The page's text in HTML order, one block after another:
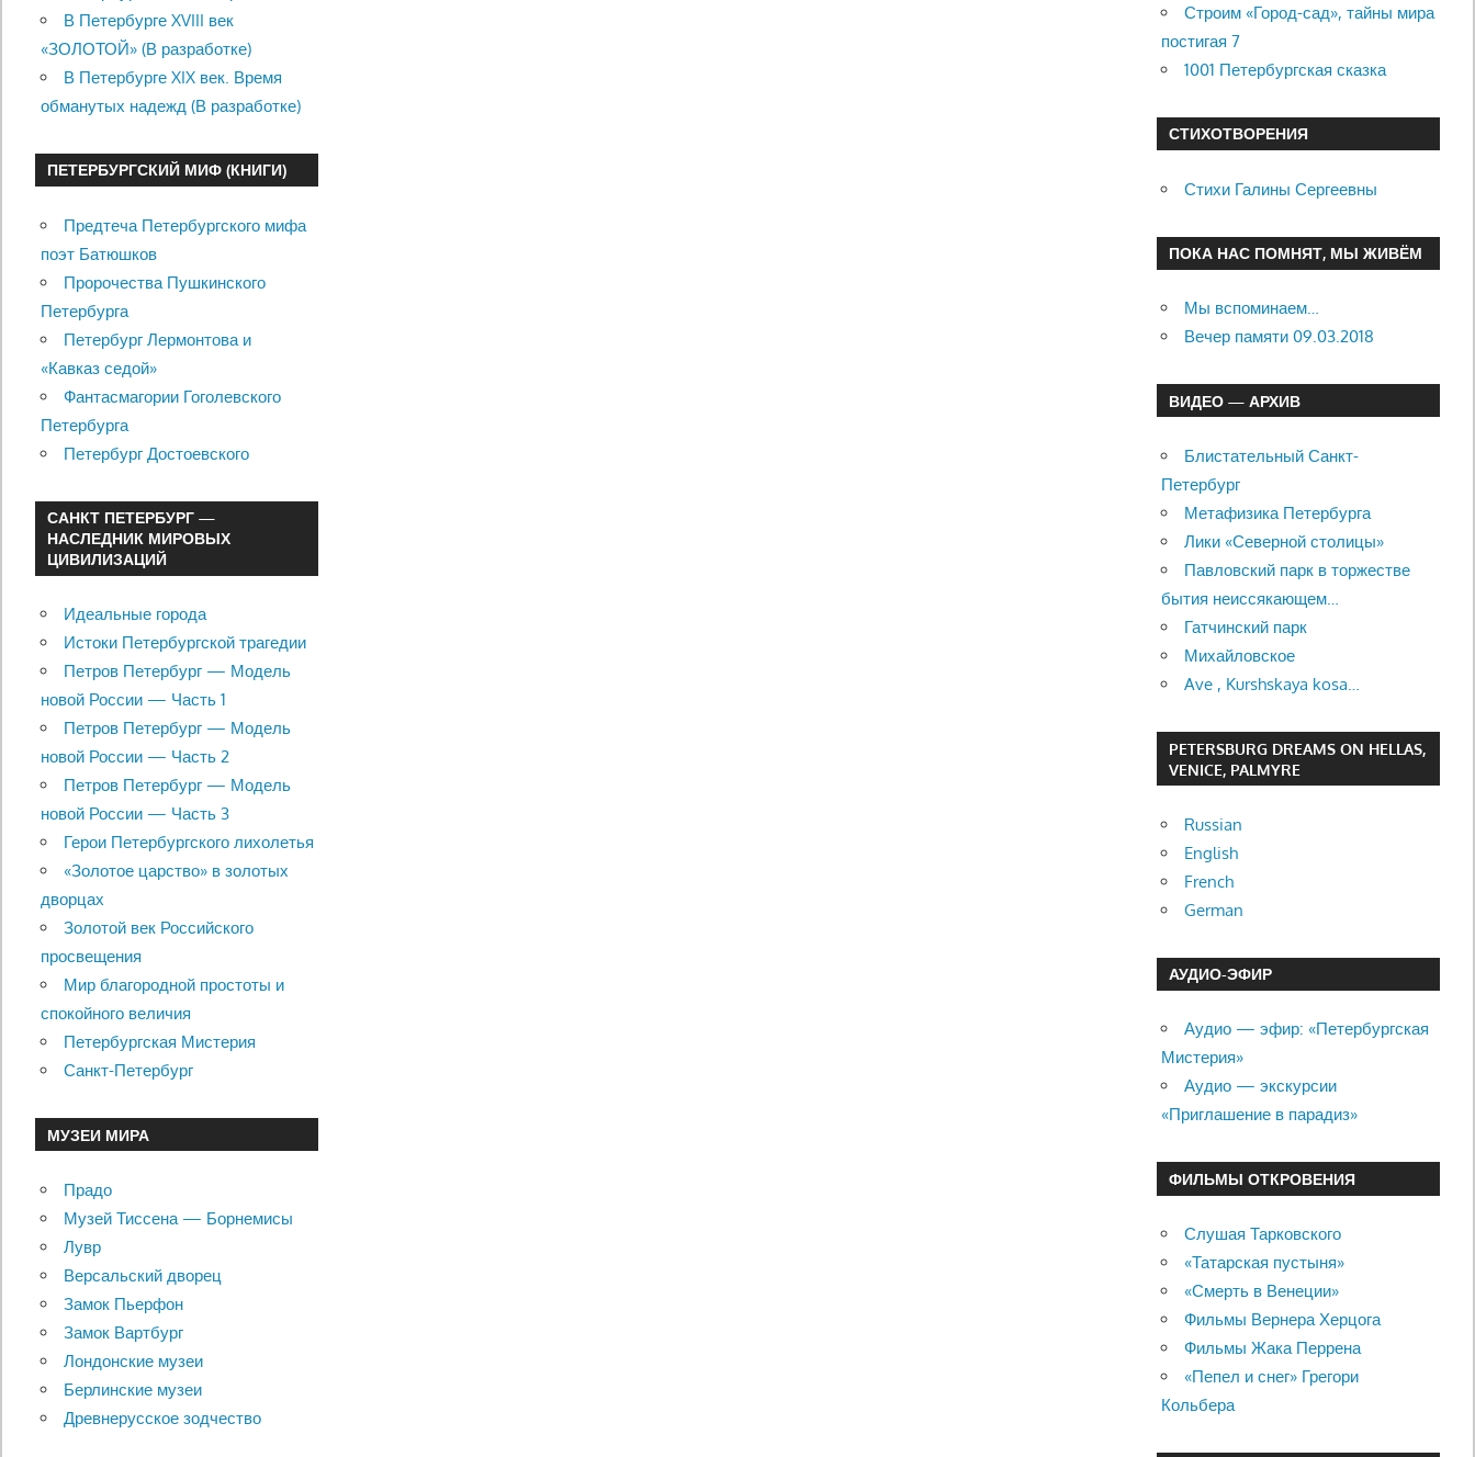
В Петербурге XVIII век
«ЗОЛОТОЙ» (В разработке)
В Петербурге XIX век. Время
обманутых надежд (В разработке)
ПЕТЕРБУРГСКИЙ МИФ (КНИГИ)
Предтеча Петербургского мифа
поэт Батюшков
Пророчества Пушкинского
Петербурга
Петербург Лермонтова и
«Кавказ седой»
Фантасмагории Гоголевского
Петербурга
Петербург Достоевского
САНКТ ПЕТЕРБУРГ —
НАСЛЕДНИК МИРОВЫХ
ЦИВИЛИЗАЦИЙ
Идеальные города
Истоки Петербургской трагедии
Петров Петербург — Модель
новой России — Часть 1
Петров Петербург — Модель
новой России — Часть 2
Петров Петербург — Модель
новой России — Часть 3
Герои Петербургского лихолетья
«Золотое царство» в золотых
дворцах
Золотой век Российского
просвещения
Мир благородной простоты и
спокойного величия
Петербургская Мистерия
Санкт-Петербург
МУЗЕИ МИРА
Прадо
Музей Тиссена — Борнемисы
Лувр
Версальский дворец
Замок Пьерфон
Замок Вартбург
Лондонские музеи
Берлинские музеи
Древнерусское зодчество
Строим «Город-сад», тайны мира
постигая 7
1001 Петербургская сказка
СТИХОТВОРЕНИЯ
Стихи Галины Сергеевны
ПОКА НАС ПОМНЯТ, МЫ ЖИВЁМ
Мы вспоминаем…
Вечер памяти 09.03.2018
ВИДЕО — АРХИВ
Блистательный Санкт-
Петербург
Метафизика Петербурга
Лики «Северной столицы»
Павловский парк в торжестве
бытия неиссякающем…
Гатчинский парк
Михайловское
Ave , Kurshskaya kosa…
PETERSBURG DREAMS ON HELLAS,
VENICE, PALMYRE
Russian
English
French
German
АУДИО-ЭФИР
Аудио — эфир: «Петербургская
Мистерия»
Аудио — экскурсии
«Приглашение в парадиз»
ФИЛЬМЫ ОТКРОВЕНИЯ
Слушая Тарковского
«Татарская пустыня»
«Смерть в Венеции»
Фильмы Вернера Херцога
Фильмы Жака Перрена
«Пепел и снег» Грегори
Кольбера